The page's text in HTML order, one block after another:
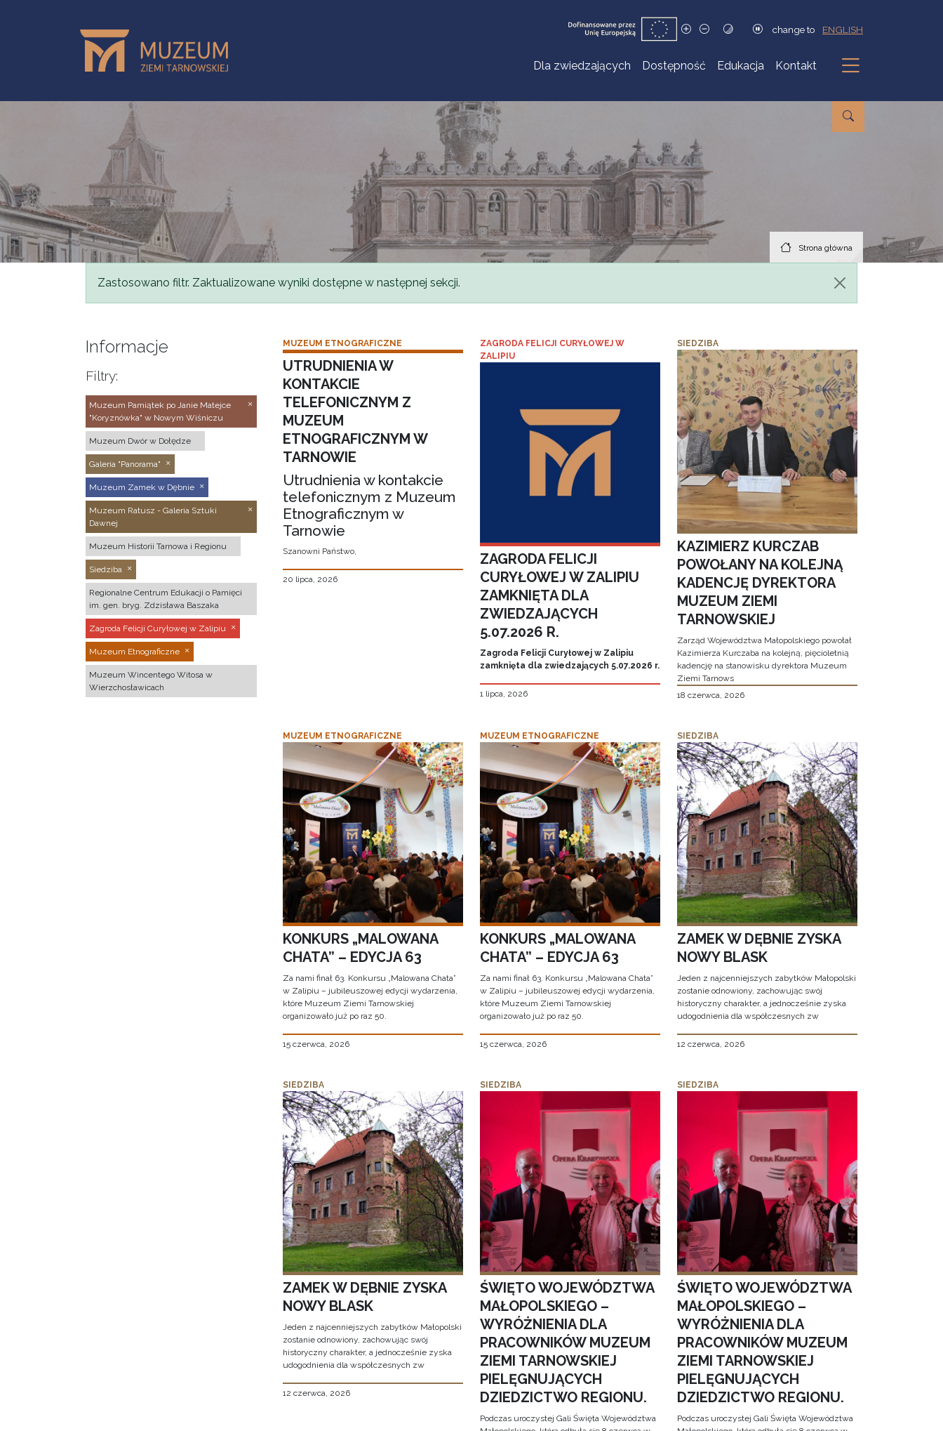
change to ENGLISH
Dla zwiedzających Dostępność Edukacja Kontakt
Podmenu
Strona główna
Komunikat
Zastosowano filtr. Zaktualizowane wyniki dostępne w następnej sekcji.
Informacje
Filtry:
Muzeum Pamiątek po Janie Matejce
"Koryznówka" w Nowym Wiśniczu
Muzeum Dwór w Dołędze
Galeria "Panorama"
Muzeum Zamek w Dębnie
Muzeum Ratusz - Galeria Sztuki
Dawnej
Muzeum Historii Tarnowa i Regionu
Siedziba
Regionalne Centrum Edukacji o Pamięci
im. gen. bryg. Zdzisława Baszaka
Zagroda Felicji Curyłowej w Zalipiu
Muzeum Etnograficzne
Muzeum Wincentego Witosa w
Wierzchosławicach
MUZEUM ETNOGRAFICZNE
UTRUDNIENIA W
KONTAKCIE
TELEFONICZNYM Z
MUZEUM
ETNOGRAFICZNYM W
TARNOWIE
Utrudnienia w kontakcie
telefonicznym z Muzeum
Etnograficznym w
Tarnowie
Szanowni Państwo,
20 lipca, 2026
ZAGRODA FELICJI CURYŁOWEJ W
ZALIPIU
ZAGRODA FELICJI
CURYŁOWEJ W ZALIPIU
ZAMKNIĘTA DLA
ZWIEDZAJĄCYCH
5.07.2026 R.
Zagroda Felicji Curyłowej w Zalipiu
zamknięta dla zwiedzających 5.07.2026 r.
1 lipca, 2026
SIEDZIBA
KAZIMIERZ KURCZAB
POWOŁANY NA KOLEJNĄ
KADENCJĘ DYREKTORA
MUZEUM ZIEMI
TARNOWSKIEJ
Zarząd Województwa Małopolskiego powołał
Kazimierza Kurczaba na kolejną, pięcioletnią
kadencję na stanowisku dyrektora Muzeum
Ziemi Tarnows
18 czerwca, 2026
MUZEUM ETNOGRAFICZNE
KONKURS „MALOWANA
CHATA” – EDYCJA 63
Za nami finał 63. Konkursu „Malowana Chata”
w Zalipiu – jubileuszowej edycji wydarzenia,
które Muzeum Ziemi Tarnowskiej
organizowało już po raz 50.
15 czerwca, 2026
MUZEUM ETNOGRAFICZNE
KONKURS „MALOWANA
CHATA” – EDYCJA 63
Za nami finał 63. Konkursu „Malowana Chata”
w Zalipiu – jubileuszowej edycji wydarzenia,
które Muzeum Ziemi Tarnowskiej
organizowało już po raz 50.
15 czerwca, 2026
SIEDZIBA
ZAMEK W DĘBNIE ZYSKA
NOWY BLASK
Jeden z najcenniejszych zabytków Małopolski
zostanie odnowiony, zachowując swój
historyczny charakter, a jednocześnie zyska
udogodnienia dla współczesnych zw
12 czerwca, 2026
SIEDZIBA
ZAMEK W DĘBNIE ZYSKA
NOWY BLASK
Jeden z najcenniejszych zabytków Małopolski
zostanie odnowiony, zachowując swój
historyczny charakter, a jednocześnie zyska
udogodnienia dla współczesnych zw
12 czerwca, 2026
SIEDZIBA
ŚWIĘTO WOJEWÓDZTWA
MAŁOPOLSKIEGO –
WYRÓŻNIENIA DLA
PRACOWNIKÓW MUZEUM
ZIEMI TARNOWSKIEJ
PIELĘGNUJĄCYCH
DZIEDZICTWO REGIONU.
Podczas uroczystej Gali Święta Województwa
SIEDZIBA
ŚWIĘTO WOJEWÓDZTWA
MAŁOPOLSKIEGO –
WYRÓŻNIENIA DLA
PRACOWNIKÓW MUZEUM
ZIEMI TARNOWSKIEJ
PIELĘGNUJĄCYCH
DZIEDZICTWO REGIONU.
Podczas uroczystej Gali Święta Województwa